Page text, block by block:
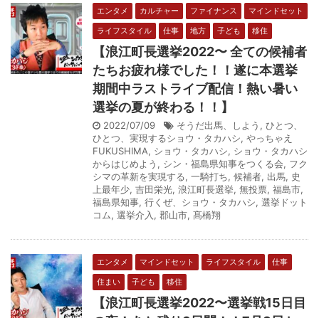
エンタメ カルチャー ファイナンス
マインドセット
ライフスタイル
仕事 地方 子ども 移住
【浪江町長選挙2022〜 全ての候補者
たちお疲れ様でした！！遂に本選挙
期間中ラストライブ配信！熱い暑い
選挙の夏が終わる！！】
2022/07/09 そうだ出馬、しよう , ひとつ、
ひとつ、実現するショウ・タカハシ, やっちゃえ
FUKUSHIMA, ショウ・タカハシ, ショウ・タカハシ
からはじめよう , シン・福島県知事をつくる会, フク
シマの革新を実現する, 一騎打ち, 候補者, 出馬, 史
上最年少, 吉田栄光, 浪江町長選挙, 無投票, 福島市,
福島県知事, 行くぜ、ショウ・タカハシ, 選挙ドット
コム, 選挙介入 , 郡山市, 髙橋翔
エンタメ マインドセット ライフスタイル
仕事
住まい
子ども 移住
【浪江町長選挙2022〜選挙戦15日目